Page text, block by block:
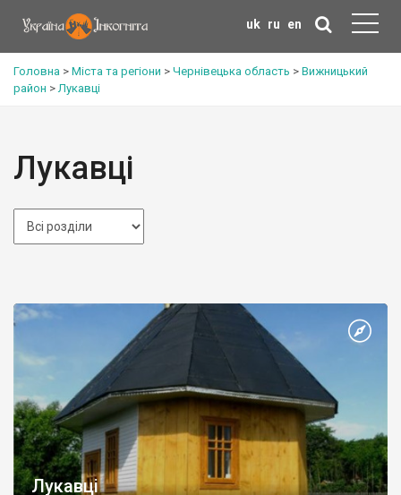
uk ru en
Головна > Міста та регіони > Чернівецька область > Вижницький
район >Лукавці
Лукавці
Лукавці